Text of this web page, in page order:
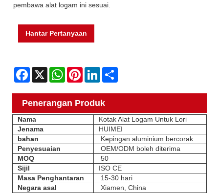
pembawa alat logam ini sesuai.
Hantar Pertanyaan
Facebook
X WhatsAppPinterestLinkedIn
Penerangan Produk
Nama
Kotak Alat Logam Untuk Lori
Jenama
HUIMEI
bahan
Kepingan aluminium bercorak
Penyesuaian
OEM/ODM boleh diterima
MOQ
50
Sijil
ISO CE
Masa Penghantaran
15-30 hari
Negara asal
Xiamen, China